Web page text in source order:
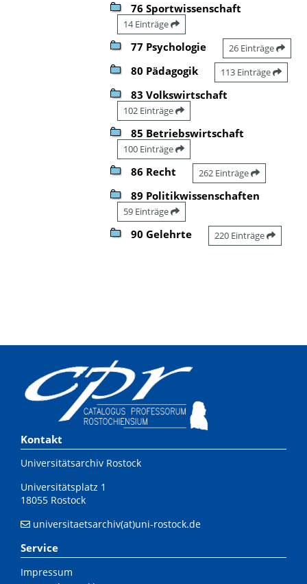
76 Sportwissenschaft
14 Einträge
77 Psychologie 26 Einträge
80 Pädagogik 113 Einträge
83 Volkswirtschaft
102 Einträge
85 Betriebswirtschaft
100 Einträge
86 Recht 262 Einträge
89 Politikwissenschaften
59 Einträge
90 Gelehrte 220 Einträge
Kontakt
Universitätsarchiv Rostock
Universitätsplatz 1
18055 Rostock
universitaetsarchiv(at)uni-rostock.de
Service
Impressum